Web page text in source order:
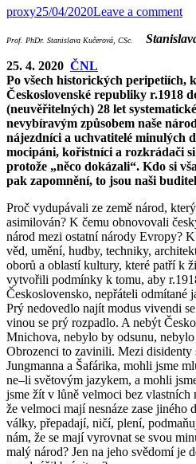
proxy25/04/2020Leave a comment
Prof. PhDr. Stanislava Kučerová, CSc.
25. 4. 2020 ČNL
Po všech historických peripetiích,
Československé republiky r.1918
(neuvěřitelných) 28 let
nevybíravým způsobem naše
nájezdníci a uchvatitelé minulých
mocipáni, kořistníci a rozkrádači
protože „něco dokázali“. Kdo si
pak zapomnění, to jsou naši
Proč vydupávali ze země národ,
asimilován? K čemu obnovovali
národ mezi ostatní národy Evropy?
věd, umění, hudby, techniky,
oborů a oblastí kultury, které patří k
vytvořili podmínky k tomu, aby
Československo, nepřáteli odmítané
Prý nedovedlo najít modus vivendi
vinou se prý rozpadlo. A nebýt
Mnichova, nebylo by odsunu,
Obrozenci to zavinili. Mezi disidenty
Jungmanna a Šafárika, mohli jsme
ne–li světovým jazykem, a mohli
jsme žít v lůně velmoci bez vlastních
že velmoci mají nesnáze zase jiného
války, přepadají, ničí, plení,
nám, že se mají vyrovnat se svou
malý národ? Jen na jeho svědomí je